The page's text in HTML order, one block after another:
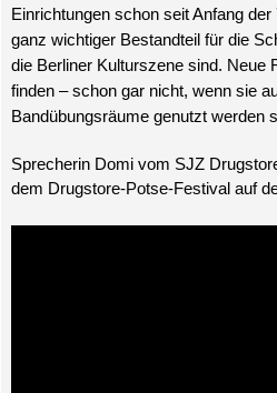
Einrichtungen schon seit Anfang
ganz wichtiger Bestandteil für die
die Berliner Kulturszene sind. Neue
finden – schon gar nicht, wenn sie
Bandübungsräume genutzt werden
Sprecherin Domi vom SJZ
dem Drugstore-Potse-Festival auf